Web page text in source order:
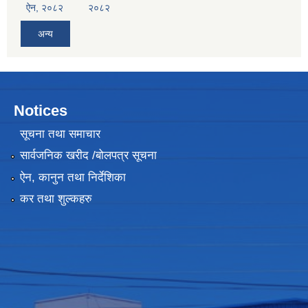
ऐन, २०८२
२०८२
अन्य
Notices
सूचना तथा समाचार
सार्वजनिक खरीद /बोलपत्र सूचना
ऐन, कानुन तथा निर्देशिका
कर तथा शुल्कहरु